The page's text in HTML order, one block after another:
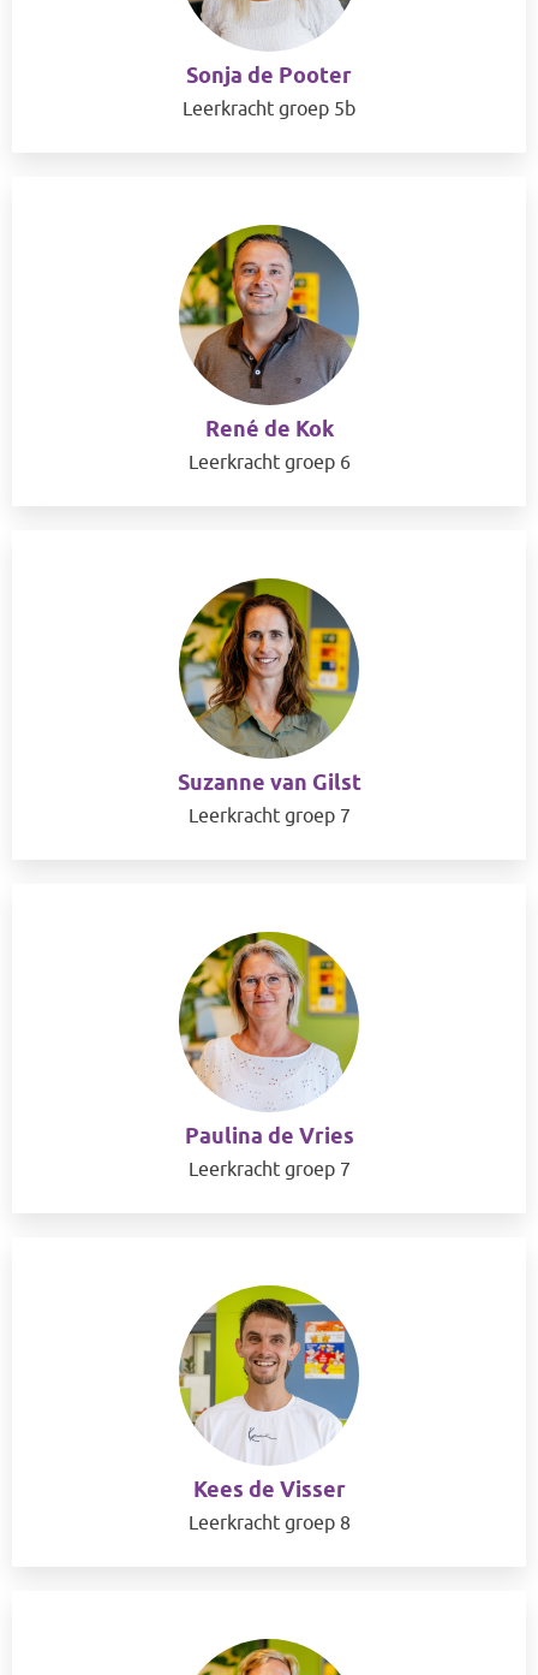
Sonja de Pooter
Leerkracht groep 5b
René de Kok
Leerkracht groep 6
Suzanne van Gilst
Leerkracht groep 7
Paulina de Vries
Leerkracht groep 7
Kees de Visser
Leerkracht groep 8